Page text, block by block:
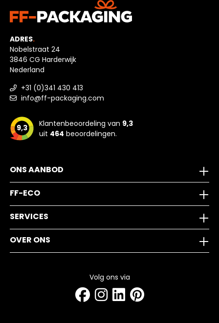
ADRES.
Nobelstraat 24
3846 CG Harderwijk
Nederland
+31 (0)341 430 413
info@ff-packaging.com
9,3 Klantenbeoordeling van 9,3
uit 464 beoordelingen.
ONS AANBOD
FF-ECO
SERVICES
OVER ONS
Volg ons via